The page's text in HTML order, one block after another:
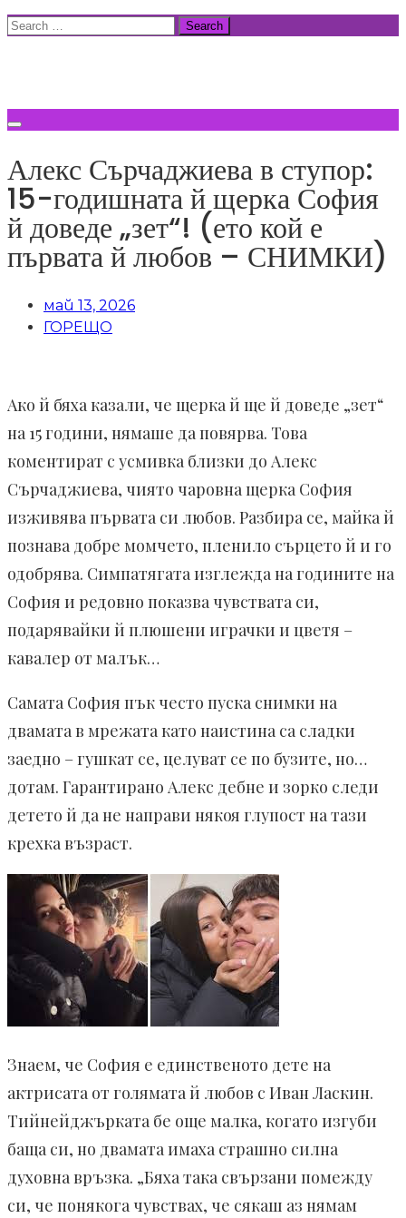
Skip
Search
Алекс Сърчаджиева в ступор:
15-годишната й щерка София
й доведе „зет“! (ето кой е
първата й любов – СНИМКИ)
май 13, 2026
ГОРЕЩО
Ако й бяха казали, че щерка й ще й доведе „зет“
на 15 години, нямаше да повярва. Това
коментират с усмивка близки до Алекс
Сърчаджиева, чиято чаровна щерка София
изживява първата си любов. Разбира се, майка й
познава добре момчето, пленило сърцето й и го
одобрява. Симпатягата изглежда на годините на
София и редовно показва чувствата си,
подарявайки й плюшени играчки и цветя –
кавалер от малък…
Самата София пък често пуска снимки на
двамата в мрежата като наистина са сладки
заедно – гушкат се, целуват се по бузите, но…
дотам. Гарантирано Алекс дебне и зорко следи
детето й да не направи някоя глупост на тази
крехка възраст.
Знаем, че София е единственото дете на
актрисата от голямата й любов с Иван Ласкин.
Тийнейджърката бе още малка, когато изгуби
баща си, но двамата имаха страшно силна
духовна връзка. „Бяха така свързани помежду
си, че понякога чувствах, че сякаш аз нямам